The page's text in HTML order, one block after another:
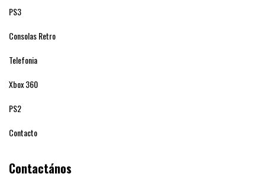
PS3
Consolas Retro
Telefonia
Xbox 360
PS2
Contacto
Contactános